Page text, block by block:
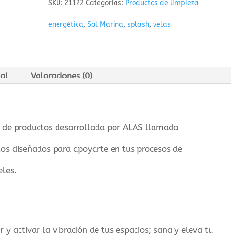
Angelical
cantidad
SKU: 21122 Categorías: Productos de limpieza
energética,Sal Marina,splash,velas
Valoraciones (0)
productos desarrollada por ALAS llamada
diseñados para apoyarte en tus procesos de
y activar la vibración de tus espacios; sana y eleva tu